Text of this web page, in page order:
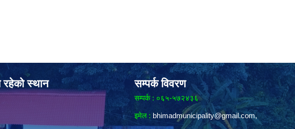
रहेको स्थान सम्पर्क विवरण
सम्पर्क : ०६५-५७२४३६
इमेल : bhimadmunicipality@gmail.com,